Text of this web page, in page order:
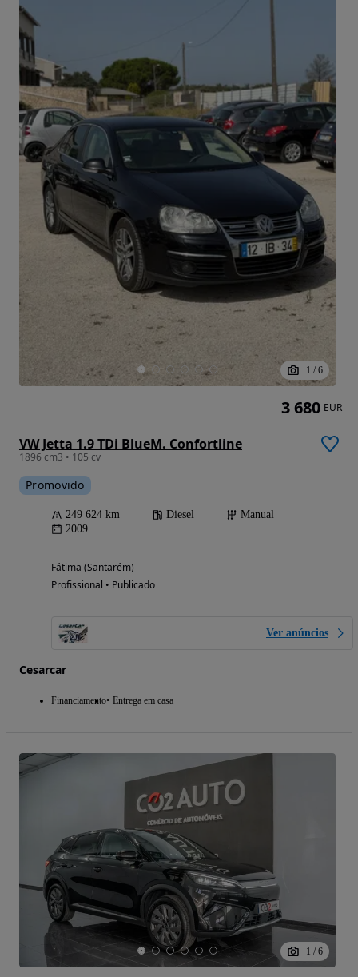
1 / 6
VW Jetta 1.9 TDi BlueM. Confortline
1896 cm3 • 105 cv
Promovido
249 624 km Diesel
Manual
2009
Fátima (Santarém)
Profissional • Publicado
Ver anúncios
Cesarcar
Financiamento Entrega em casa
3 680 EUR
1 / 6